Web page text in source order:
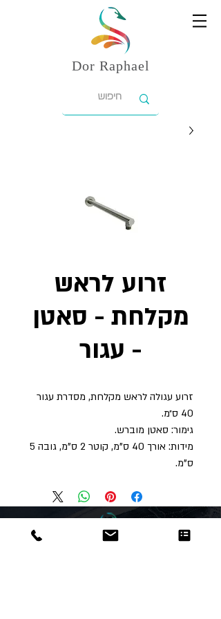
Dor Raphael
זרוע לראש
מקלחת - סאטן
- עגור
זרוע עגולה לראש מקלחת, מסדרת עגור
40 ס״מ.
גימור: סאטן מוברש.
מידות: אורך 40 ס"מ, קוטר 2 ס"מ, גובה 5
ס"מ.